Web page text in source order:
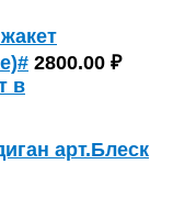
2800.00 ₽
арт.Блеск